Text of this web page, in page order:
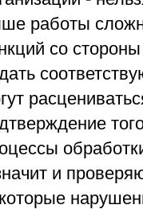
работы
со
и